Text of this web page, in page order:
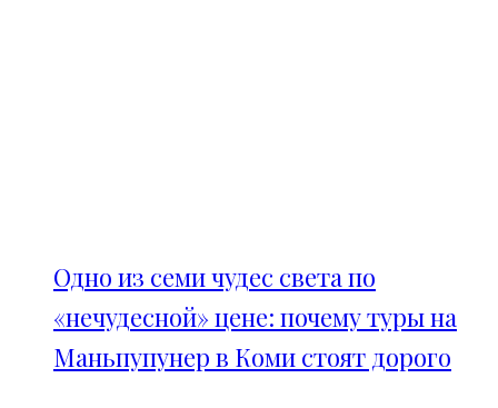
Одно из семи чудес света по
«нечудесной» цене: почему туры на
Маньпупунер в Коми стоят дорого